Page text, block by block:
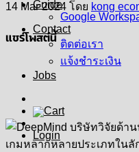
Guide
Google
Contact
ติดต่อเรา
แจ้งชำระเงิน
Jobs
Login
14 Mar 2024 โดย kong
แชร์โพสต์นี้